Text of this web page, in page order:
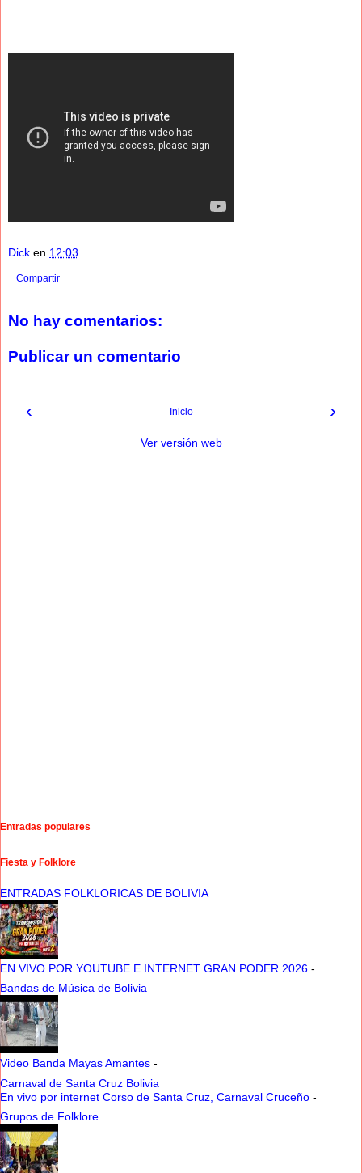
Dick en 12:03
Compartir
No hay comentarios:
Publicar un comentario
‹ ›
Inicio
Ver versión web
Entradas populares
Fiesta y Folklore
ENTRADAS FOLKLORICAS DE BOLIVIA
EN VIVO POR YOUTUBE E INTERNET GRAN PODER 2026 -
Bandas de Música de Bolivia
Video Banda Mayas Amantes -
Carnaval de Santa Cruz Bolivia
En vivo por internet Corso de Santa Cruz, Carnaval Cruceño -
Grupos de Folklore